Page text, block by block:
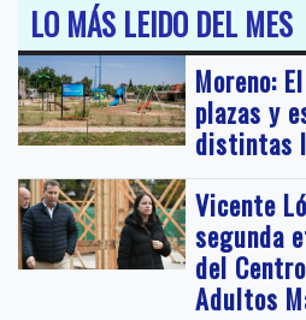
LO MÁS LEIDO DEL MES
Moreno:
plazas y
distintas
Vicente
segunda
del
Adultos